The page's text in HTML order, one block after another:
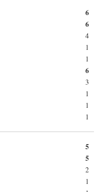
6
6
4
1
1
6
3
1
1
1
5
5
2
1